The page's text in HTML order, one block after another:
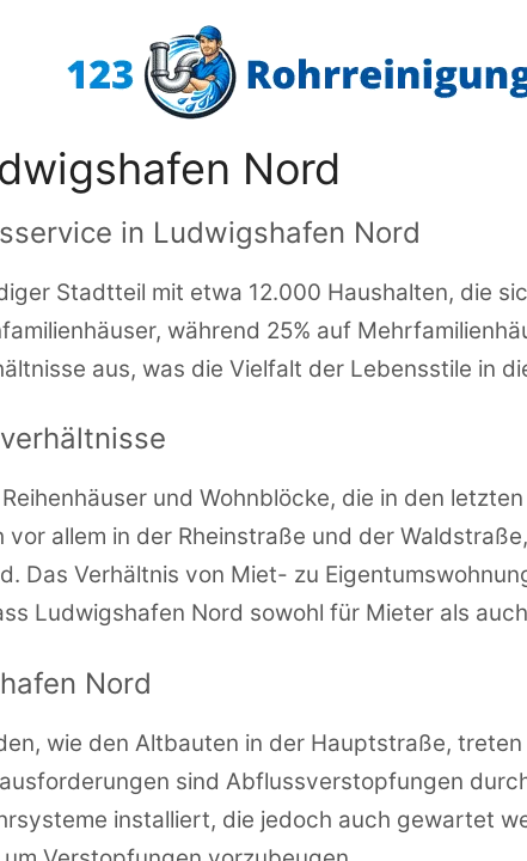
Nord
in Ludwigshafen Nord
Stadtteil mit etwa 12.000 Haushalten, die
während 25% auf
aus, was die Vielfalt der Lebensstile in
und Wohnblöcke, die in den
allem in der Rheinstraße und der
Das Verhältnis von Miet- zu
Ludwigshafen Nord sowohl für Mieter als
Nord
wie den Altbauten in der Hauptstraße,
sind Abflussverstopfungen
installiert, die jedoch auch gewartet